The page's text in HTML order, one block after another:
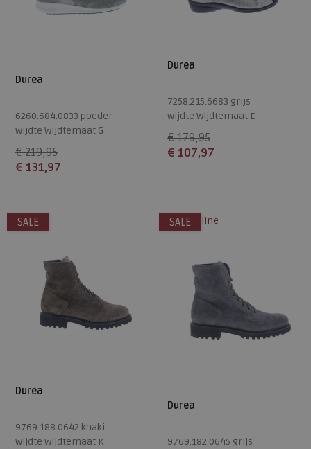
Durea
6260.684.0833 poeder
wijdte Wijdtemaat G
€ 219,95
€ 131,97
10
Durea
7258.215.6683 grijs
wijdte Wijdtemaat E
€ 179,95
€ 107,97
SALE
Durea
9769.188.0642 khaki
wijdte Wijdtemaat K
SALE
alleen online
Durea
9769.182.0645 grijs